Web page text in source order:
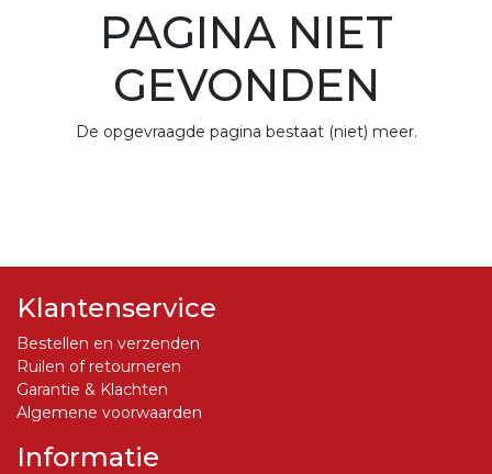
PAGINA NIET
GEVONDEN
De opgevraagde pagina bestaat (niet) meer.
Klantenservice
Bestellen en verzenden
Ruilen of retourneren
Garantie & Klachten
Algemene voorwaarden
Informatie